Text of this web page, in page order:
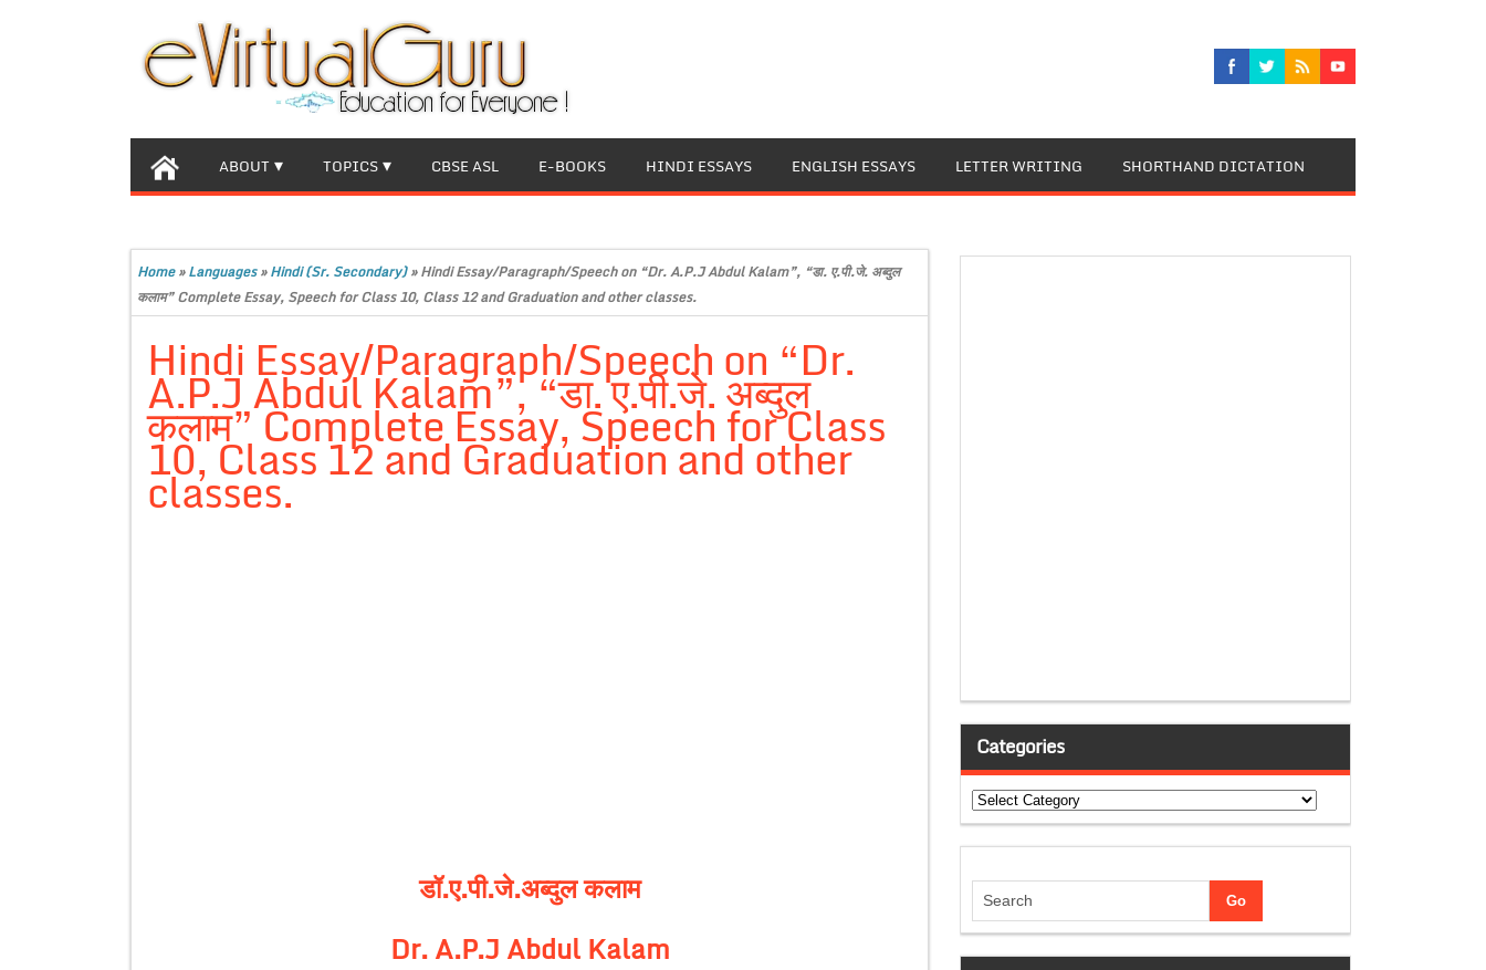
ABOUT TOPICS CBSE ASL E-BOOKS HINDI ESSAYS ENGLISH ESSAYS LETTER WRITING SHORTHAND DICTATION
Home»Languages»Hindi (Sr. Secondary)»Hindi Essay/Paragraph/Speech on “Dr. A.P.J Abdul Kalam”, “डा. ए.पी.जे. अब्दुल
कलाम” Complete Essay, Speech for Class 10, Class 12 and Graduation and other classes.
Hindi Essay/Paragraph/Speech on “Dr.
A.P.J Abdul Kalam”, “डा. ए.पी.जे. अब्दुल
कलाम” Complete Essay, Speech for Class
10, Class 12 and Graduation and other
classes.
डॉ.ए.पी.जे.अब्दुल कलाम
Dr. A.P.J Abdul Kalam
Categories
Categories